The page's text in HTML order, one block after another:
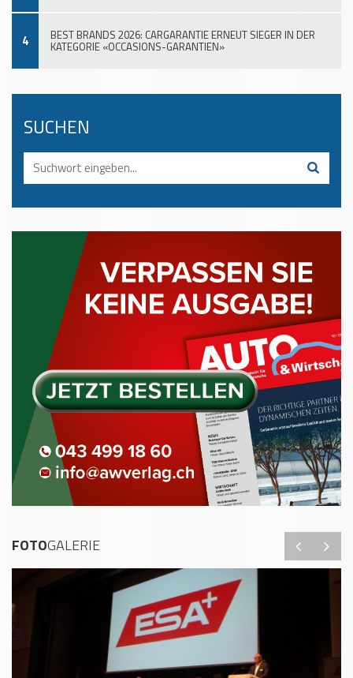
4 BEST BRANDS 2026: CARGARANTIE ERNEUT SIEGER IN DER
KATEGORIE «OCCASIONS-GARANTIEN»
SUCHEN
FOTOGALERIE